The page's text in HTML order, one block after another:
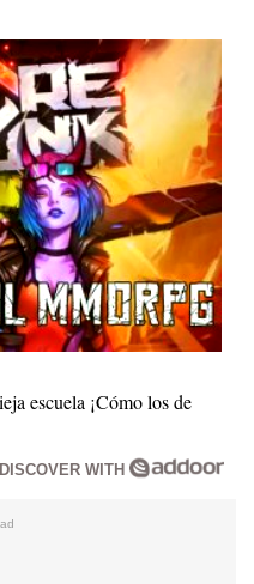
escuela ¡Cómo los de
DISCOVER WITH